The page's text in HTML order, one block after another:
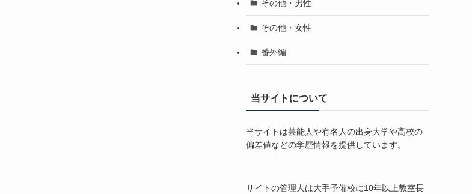
その他・男性
その他・女性
番外編
当サイトについて
当サイトは芸能人や有名人の出身大学や高校の
偏差値などの学歴情報を提供しています。
サイトの管理人は大手予備校に10年以上教室長